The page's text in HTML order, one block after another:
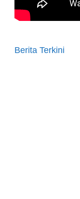
Berita Terkini